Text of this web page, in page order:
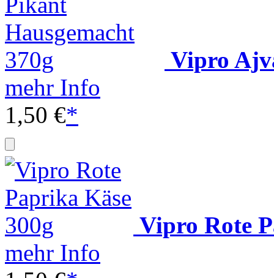
Vipro
mehr Info
1,50 €*
Vipro Rote
mehr Info